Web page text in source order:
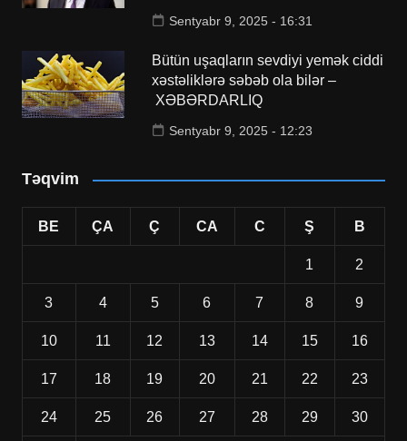
Sentyabr 9, 2025 - 16:31
Bütün uşaqların sevdiyi yemək ciddi
xəstəliklərə səbəb ola bilər –
XƏBƏRDARLIQ
Sentyabr 9, 2025 - 12:23
Təqvim
BE ÇA Ç CA C Ş B
1 2
3 4 5 6 7 8 9
10 11 12 13 14 15 16
17 18 19 20 21 22 23
24 25 26 27 28 29 30